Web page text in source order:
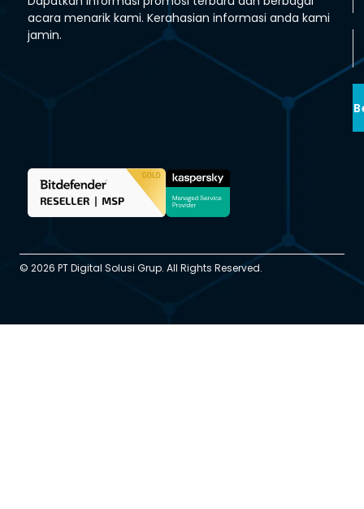
acara menarik kami. Kerahasian informasi anda kami
jamin.
© 2026 PT Digital Solusi Grup. All Rights Reserved.